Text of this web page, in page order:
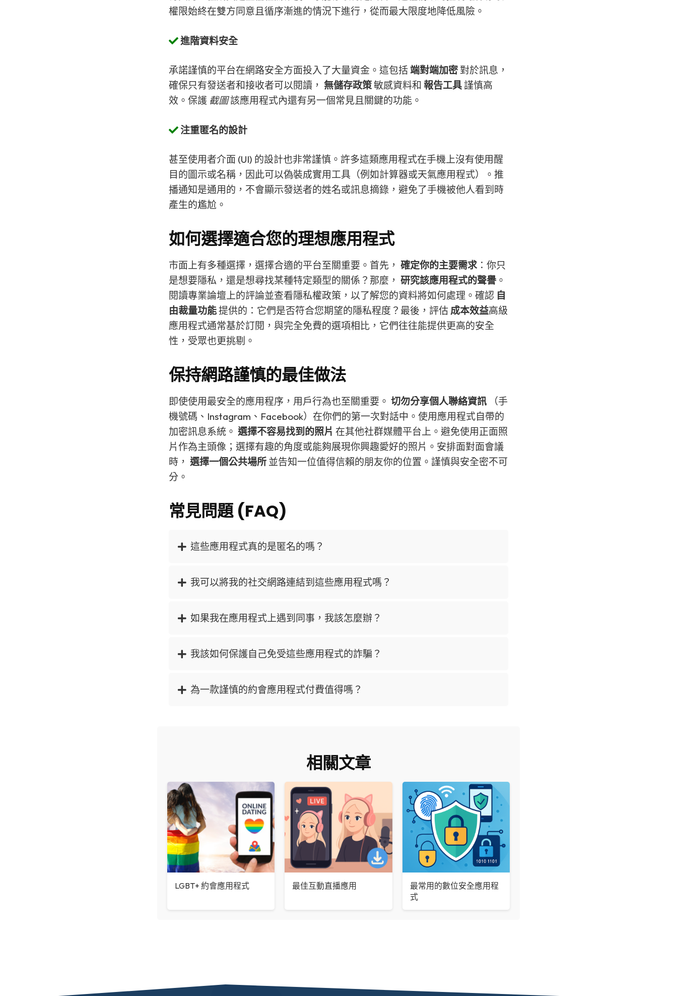
權限始終在雙方同意且循序漸進的情況下進行，從而最大限度地降低風險。
進階資料安全
承諾謹慎的平台在網路安全方面投入了大量資金。這包括 端對端加密對於訊息，
確保只有發送者和接收者可以閱讀，無儲存政策敏感資料和 報告工具謹慎高
效。保護 截圖該應用程式內還有另一個常見且關鍵的功能。
注重匿名的設計
甚至使用者介面 (UI) 的設計也非常謹慎。許多這類應用程式在手機上沒有使用醒
目的圖示或名稱，因此可以偽裝成實用工具（例如計算器或天氣應用程式）。推
播通知是通用的，不會顯示發送者的姓名或訊息摘錄，避免了手機被他人看到時
產生的尷尬。
如何選擇適合您的理想應用程式
市面上有多種選擇，選擇合適的平台至關重要。首先，確定你的主要需求：你只
是想要隱私，還是想尋找某種特定類型的關係？那麼，研究該應用程式的聲譽。
閱讀專業論壇上的評論並查看隱私權政策，以了解您的資料將如何處理。確認 自
由裁量功能提供的：它們是否符合您期望的隱私程度？最後，評估 成本效益高級
應用程式通常基於訂閱，與完全免費的選項相比，它們往往能提供更高的安全
性，受眾也更挑剔。
保持網路謹慎的最佳做法
即使使用最安全的應用程序，用戶行為也至關重要。切勿分享個人聯絡資訊 （手
機號碼、Instagram、Facebook）在你們的第一次對話中。使用應用程式自帶的
加密訊息系統。選擇不容易找到的照片 在其他社群媒體平台上。避免使用正面照
片作為主頭像；選擇有趣的角度或能夠展現你興趣愛好的照片。安排面對面會議
時，選擇一個公共場所 並告知一位值得信賴的朋友你的位置。謹慎與安全密不可
分。
常見問題 (FAQ)
這些應用程式真的是匿名的嗎？
我可以將我的社交網路連結到這些應用程式嗎？
如果我在應用程式上遇到同事，我該怎麼辦？
我該如何保護自己免受這些應用程式的詐騙？
為一款謹慎的約會應用程式付費值得嗎？
相關文章
LGBT+ 約會應用程式 最佳互動直播應用
最常用的數位安全應用程
式